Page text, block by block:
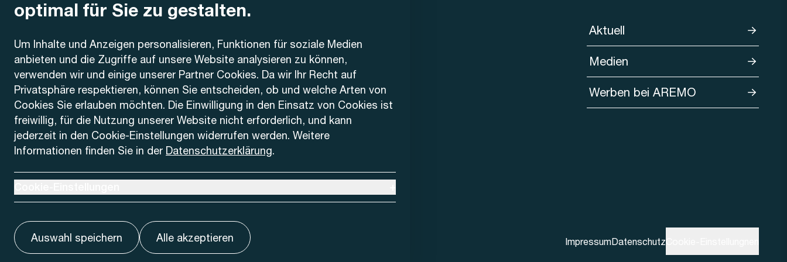
optimal für Sie zu gestalten.
Um Inhalte und Anzeigen personalisieren, Funktionen für soziale Medien
anbieten und die Zugriffe auf unsere Website analysieren zu können,
verwenden wir und einige unserer Partner Cookies. Da wir Ihr Recht auf
Privatsphäre respektieren, können Sie entscheiden, ob und welche Arten von
Cookies Sie erlauben möchten. Die Einwilligung in den Einsatz von Cookies ist
freiwillig, für die Nutzung unserer Website nicht erforderlich, und kann
jederzeit in den Cookie-Einstellungen widerrufen werden. Weitere
Informationen finden Sie in der Datenschutzerklärung.
Auswahl speichern Alle akzeptieren
AREMO
Busbetrieb Solothurn Grenchen und Umgebung AG
Dornacherstrasse 48
4500 Solothurn
Telefon
+41 32 622 37 22
Kontaktformular
Aktuell
Medien
Werben bei AREMO
ImpressumDatenschutz